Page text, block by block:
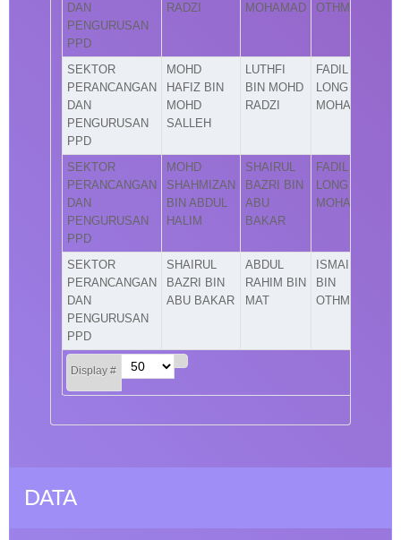
Display #
DAN
PENGURUSAN
PPD
RADZI
MOHAMAD
OTHMAN
SEKTOR
PERANCANGAN
DAN
PENGURUSAN
PPD
MOHD
HAFIZ BIN
MOHD
SALLEH
LUTHFI
BIN MOHD
RADZI
FADIL
LONG BIN
MOHAMAD
SEKTOR
PERANCANGAN
DAN
PENGURUSAN
PPD
MOHD
SHAHMIZAN
BIN ABDUL
HALIM
SHAIRUL
BAZRI BIN
ABU
BAKAR
FADIL
LONG BIN
MOHAMAD
SEKTOR
PERANCANGAN
DAN
PENGURUSAN
PPD
SHAIRUL
BAZRI BIN
ABU BAKAR
ABDUL
RAHIM BIN
MAT
ISMAIL
BIN
OTHMAN
DATA